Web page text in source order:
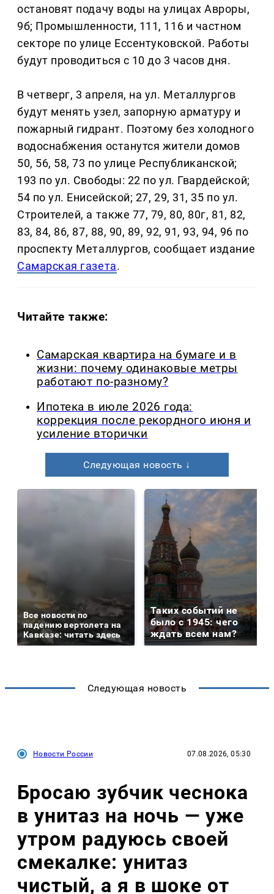
остановят подачу воды на улицах Авроры,
9б; Промышленности, 111, 116 и частном
секторе по улице Ессентуковской. Работы
будут проводиться с 10 до 3 часов дня.
В четверг, 3 апреля, на ул. Металлургов
будут менять узел, запорную арматуру и
пожарный гидрант. Поэтому без холодного
водоснабжения останутся жители домов
50, 56, 58, 73 по улице Республиканской;
193 по ул. Свободы: 22 по ул. Гвардейской;
54 по ул. Енисейской; 27, 29, 31, 35 по ул.
Строителей, а также 77, 79, 80, 80г, 81, 82,
83, 84, 86, 87, 88, 90, 89, 92, 91, 93, 94, 96 по
проспекту Металлургов, сообщает издание
Самарская газета.
Читайте также:
Самарская квартира на бумаге и в
жизни: почему одинаковые метры
работают по-разному?
Ипотека в июле 2026 года:
коррекция после рекордного июня и
усиление вторички
Следующая новость ↓
Все новости по
падению вертолета на
Кавказе: читать здесь
Таких событий не
было с 1945: чего
ждать всем нам?
Следующая новость
Новости России 07.08.2026, 05:30
Бросаю зубчик чеснока
в унитаз на ночь — уже
утром радуюсь своей
смекалке: унитаз
чистый, а я в шоке от